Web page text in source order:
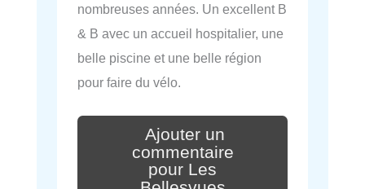
nombreuses années. Un excellent B
& B avec un accueil hospitalier, une
belle piscine et une belle région
pour faire du vélo.
Ajouter un
commentaire
pour Les